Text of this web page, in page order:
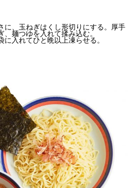
に、玉ねぎはくし形切りにする。厚手
麺つゆを入れて揉み込む。
入れてひと晩以上凍らせる。